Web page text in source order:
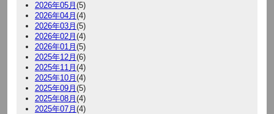
2026年05月 (5)
2026年04月 (4)
2026年03月 (5)
2026年02月 (4)
2026年01月 (5)
2025年12月 (6)
2025年11月 (4)
2025年10月 (4)
2025年09月 (5)
2025年08月 (4)
2025年07月 (4)